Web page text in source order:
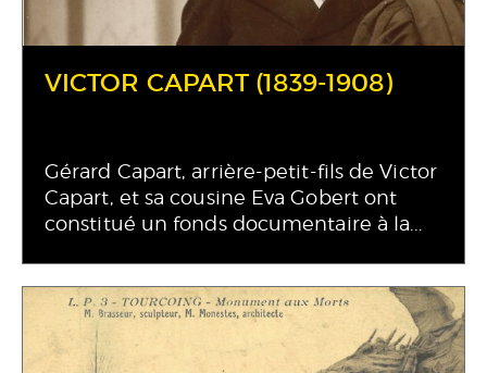
VICTOR CAPART (1839-1908)
Gérard Capart, arrière-petit-fils de Victor
Capart, et sa cousine Eva Gobert ont
constitué un fonds documentaire à la...